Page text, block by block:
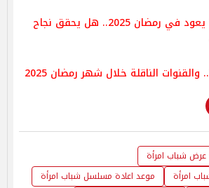
مسلسل شباب امرأة يعود في رمضان 2025.. هل يحقق نجاح
الناقلة خلال شهر رمضان 2025
شباب امرأة
امرأة
موعد اعادة مسلسل شباب امرأة